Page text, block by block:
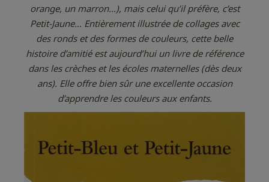
orange, un marron…), mais celui qu’il préfère, c’est
Petit-Jaune… Entièrement illustrée de collages avec
des ronds et des formes de couleurs, cette belle
histoire d’amitié est aujourd’hui un livre de référence
dans les crèches et les écoles maternelles (dès deux
ans). Elle offre bien sûr une excellente occasion
d’apprendre les couleurs aux enfants.